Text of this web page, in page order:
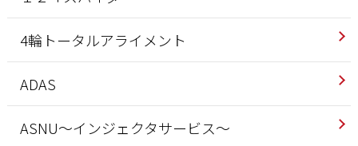
4輪トータルアライメント
ADAS
ASNU～インジェクタサービス～